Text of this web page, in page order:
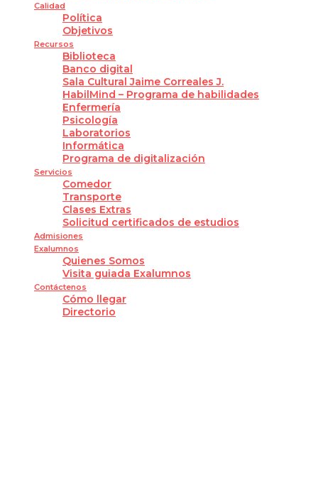
Calidad
Política
Objetivos
Recursos
Biblioteca
Banco digital
Sala Cultural Jaime Correales J.
HabilMind – Programa de habilidades
Enfermería
Psicología
Laboratorios
Informática
Programa de digitalización
Servicios
Comedor
Transporte
Clases Extras
Solicitud certificados de estudios
Admisiones
Exalumnos
Quienes Somos
Visita guiada Exalumnos
Contáctenos
Cómo llegar
Directorio